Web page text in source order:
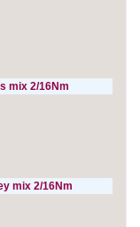
mix 2/16Nm
mix 2/16Nm